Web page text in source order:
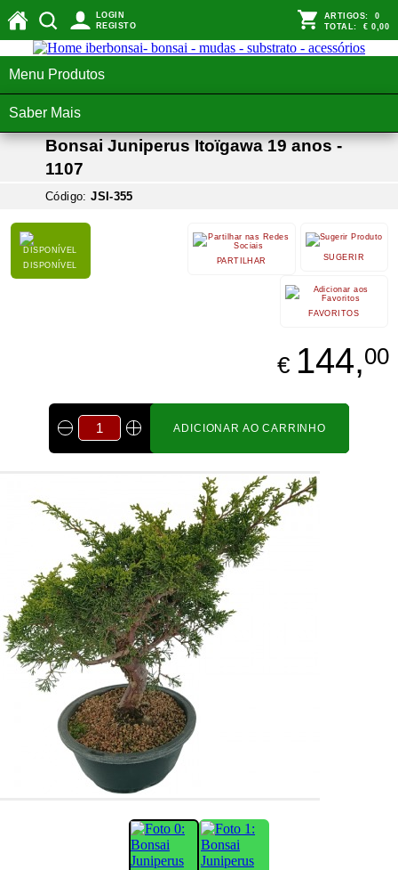
LOGIN
REGISTO
ARTIGOS: 0
TOTAL: € 0,00
Menu Produtos
Saber Mais
Bonsai Juniperus Itoïgawa 19 anos -
1107
Código:JSI-355
DISPONÍVEL
SUGERIR
PARTILHAR
FAVORITOS
€ 144,00
ADICIONAR AO CARRINHO